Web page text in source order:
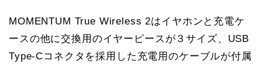
MOMENTUM True Wireless 2はイヤホンと充電ケ
ースの他に交換用のイヤーピースが３サイズ、USB
Type-Cコネクタを採用した充電用のケーブルが付属